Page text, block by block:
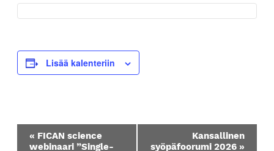
Lisää kalenteriin
« FICAN science
webinaari ”Single-
Kansallinen
syöpäfoorumi 2026 »